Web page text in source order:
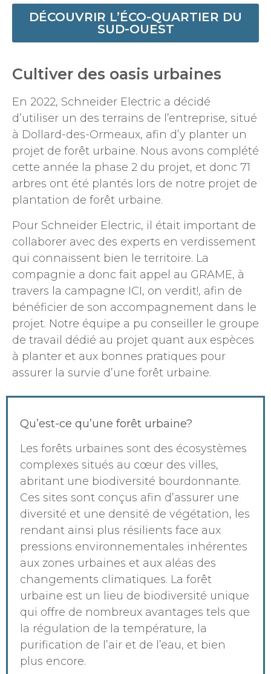
DÉCOUVRIR L’ÉCO-QUARTIER DU
SUD-OUEST
Cultiver des oasis urbaines
En 2022, Schneider Electric a décidé
d’utiliser un des terrains de l’entreprise, situé
à Dollard-des-Ormeaux, afin d’y planter un
projet de forêt urbaine. Nous avons complété
cette année la phase 2 du projet, et donc 71
arbres ont été plantés lors de notre projet de
plantation de forêt urbaine.
Pour Schneider Electric, il était important de
collaborer avec des experts en verdissement
qui connaissent bien le territoire. La
compagnie a donc fait appel au GRAME, à
travers la campagne ICI, on verdit!, afin de
bénéficier de son accompagnement dans le
projet. Notre équipe a pu conseiller le groupe
de travail dédié au projet quant aux espèces
à planter et aux bonnes pratiques pour
assurer la survie d’une forêt urbaine.
Qu’est-ce qu’une forêt urbaine?
Les forêts urbaines sont des écosystèmes
complexes situés au cœur des villes,
abritant une biodiversité bourdonnante.
Ces sites sont conçus afin d’assurer une
diversité et une densité de végétation, les
rendant ainsi plus résilients face aux
pressions environnementales inhérentes
aux zones urbaines et aux aléas des
changements climatiques. La forêt
urbaine est un lieu de biodiversité unique
qui offre de nombreux avantages tels que
la régulation de la température, la
purification de l’air et de l’eau, et bien
plus encore.